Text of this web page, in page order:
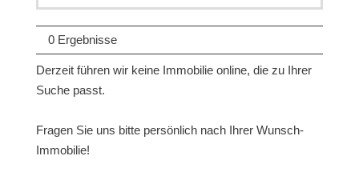
0 Ergebnisse
Derzeit führen wir keine Immobilie online, die zu Ihrer
Suche passt.
Fragen Sie uns bitte persönlich nach Ihrer Wunsch-
Immobilie!